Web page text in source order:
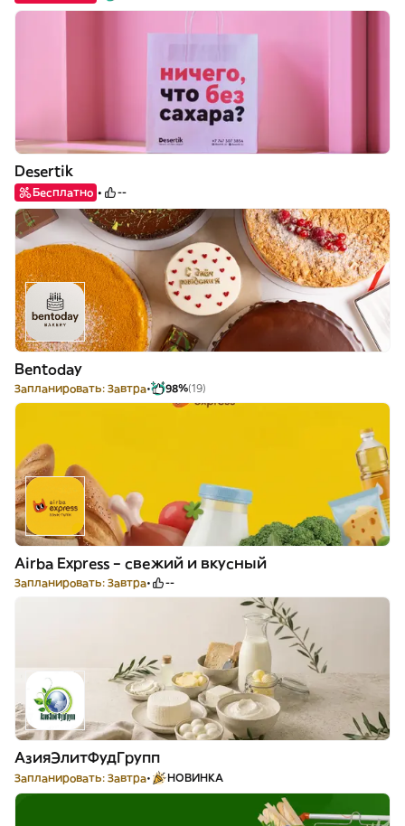
Desertik
Бесплатно --
Bentoday
Запланировать: Завтра 98%(19)
Airba Express – свежий и вкусный
Запланировать: Завтра --
АзияЭлитФудГрупп
Запланировать: Завтра НОВИНКА